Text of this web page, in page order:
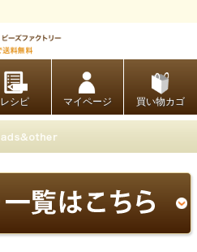
レシピ マイページ 買い物カゴ